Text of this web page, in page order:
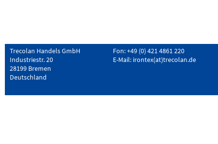
Trecolan Handels GmbH
Industriestr. 20
28199 Bremen
Deutschland
Fon: +49 (0) 421 4861 220
E-Mail: irontex(at)trecolan.de